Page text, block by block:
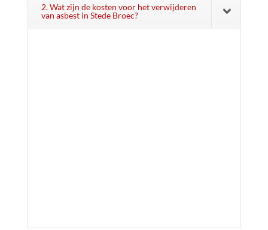
2. Wat zijn de kosten voor het verwijderen
van asbest in Stede Broec?